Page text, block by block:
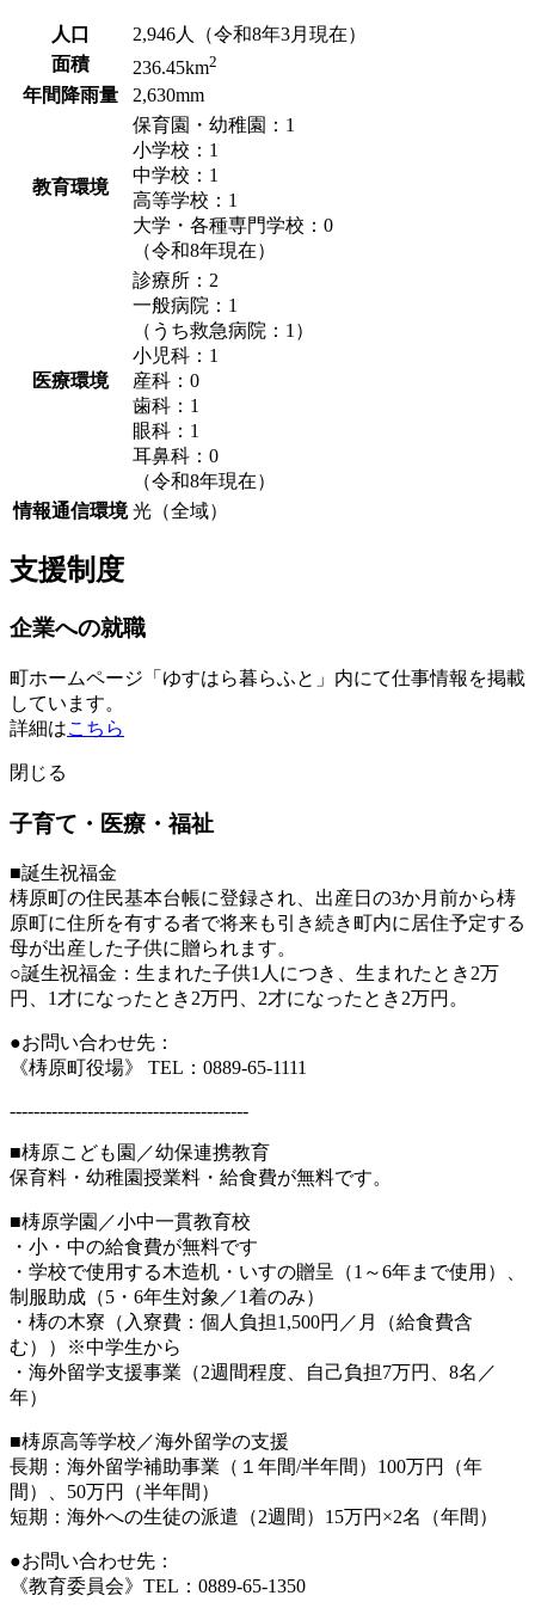
人口
2,946人（令和8年3月現在）
面積
236.45km2
年間降雨量 2,630mm
教育環境
保育園・幼稚園：1
小学校：1
中学校：1
高等学校：1
大学・各種専門学校：0
（令和8年現在）
医療環境
診療所：2
一般病院：1
（うち救急病院：1）
小児科：1
産科：0
歯科：1
眼科：1
耳鼻科：0
（令和8年現在）
情報通信環境 光（全域）
支援制度
企業への就職
町ホームページ「ゆすはら暮らふと」内にて仕事情報を掲載
しています。
詳細はこちら
閉じる
子育て・医療・福祉
■誕生祝福金
梼原町の住民基本台帳に登録され、出産日の3か月前から梼
原町に住所を有する者で将来も引き続き町内に居住予定する
母が出産した子供に贈られます。
○誕生祝福金：生まれた子供1人につき、生まれたとき2万
円、1才になったとき2万円、2才になったとき2万円。
●お問い合わせ先：
《梼原町役場》 TEL：0889-65-1111
----------------------------------------
■梼原こども園／幼保連携教育
保育料・幼稚園授業料・給食費が無料です。
■梼原学園／小中一貫教育校
・小・中の給食費が無料です
・学校で使用する木造机・いすの贈呈（1～6年まで使用）、
制服助成（5・6年生対象／1着のみ）
・梼の木寮（入寮費：個人負担1,500円／月（給食費含
む））※中学生から
・海外留学支援事業（2週間程度、自己負担7万円、8名／
年）
■梼原高等学校／海外留学の支援
長期：海外留学補助事業（１年間/半年間）100万円（年
間）、50万円（半年間）
短期：海外への生徒の派遣（2週間）15万円×2名（年間）
●お問い合わせ先：
《教育委員会》TEL：0889-65-1350